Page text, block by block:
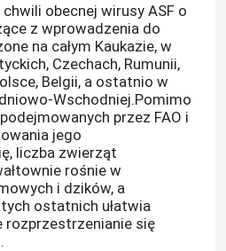
chwili obecnej wirusy ASF o
z wprowadzenia do
na całym Kaukazie, w
Czechach, Rumunii,
Belgii, a ostatnio w
Wschodniej.Pomimo
przez FAO i
jego
liczba zwierząt
rośnie w
i dzików, a
ostatnich ułatwia
rozprzestrzenianie się